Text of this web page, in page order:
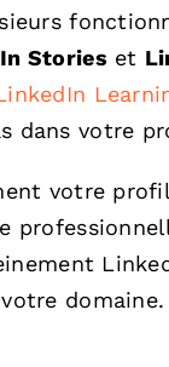
Stories et
dans votre
votre
domaine.